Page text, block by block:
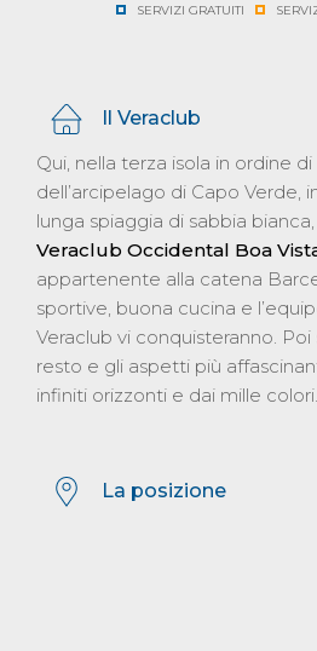
SERVIZI GRATUITI
Il Veraclub
Qui, nella terza isola in ordine
dell’arcipelago di Capo Verde,
lunga spiaggia di sabbia
Veraclub Occidental Boa
appartenente alla catena
sportive, buona cucina e
Veraclub vi conquisteranno. Poi
resto e gli aspetti più
infiniti orizzonti e dai mille colori.
La posizione